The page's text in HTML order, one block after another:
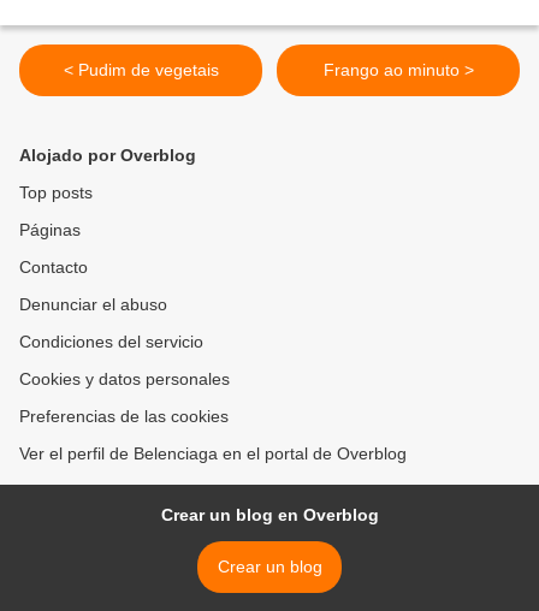
< Pudim de vegetais Frango ao minuto >
Alojado por Overblog
Top posts
Páginas
Contacto
Denunciar el abuso
Condiciones del servicio
Cookies y datos personales
Preferencias de las cookies
Ver el perfil de Belenciaga en el portal de Overblog
Crear un blog en Overblog
Crear un blog